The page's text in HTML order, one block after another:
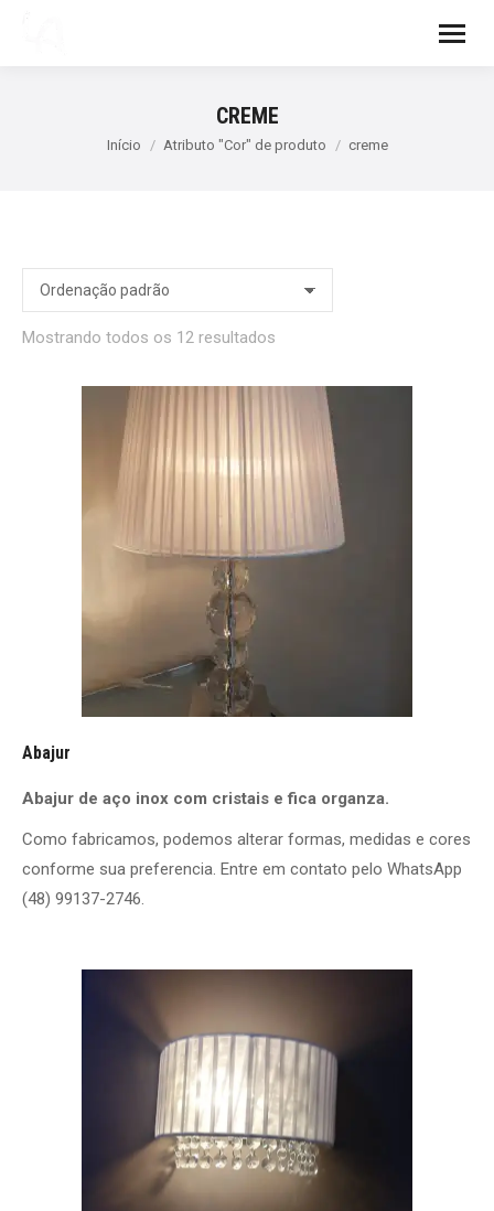
CREME
Você está aqui:
Início Atributo "Cor" de produto creme
Mostrando todos os 12 resultados
Abajur
Abajur de aço inox com cristais e fica organza.
Como fabricamos, podemos alterar formas, medidas e cores
conforme sua preferencia. Entre em contato pelo WhatsApp
(48) 99137-2746.